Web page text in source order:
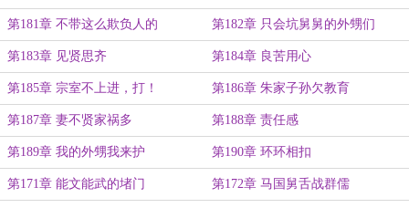
第181章 不带这么欺负人的 第182章 只会坑舅舅的外甥们
第183章 见贤思齐 第184章 良苦用心
第185章 宗室不上进，打！ 第186章 朱家子孙欠教育
第187章 妻不贤家祸多 第188章 责任感
第189章 我的外甥我来护 第190章 环环相扣
第171章 能文能武的堵门 第172章 马国舅舌战群儒